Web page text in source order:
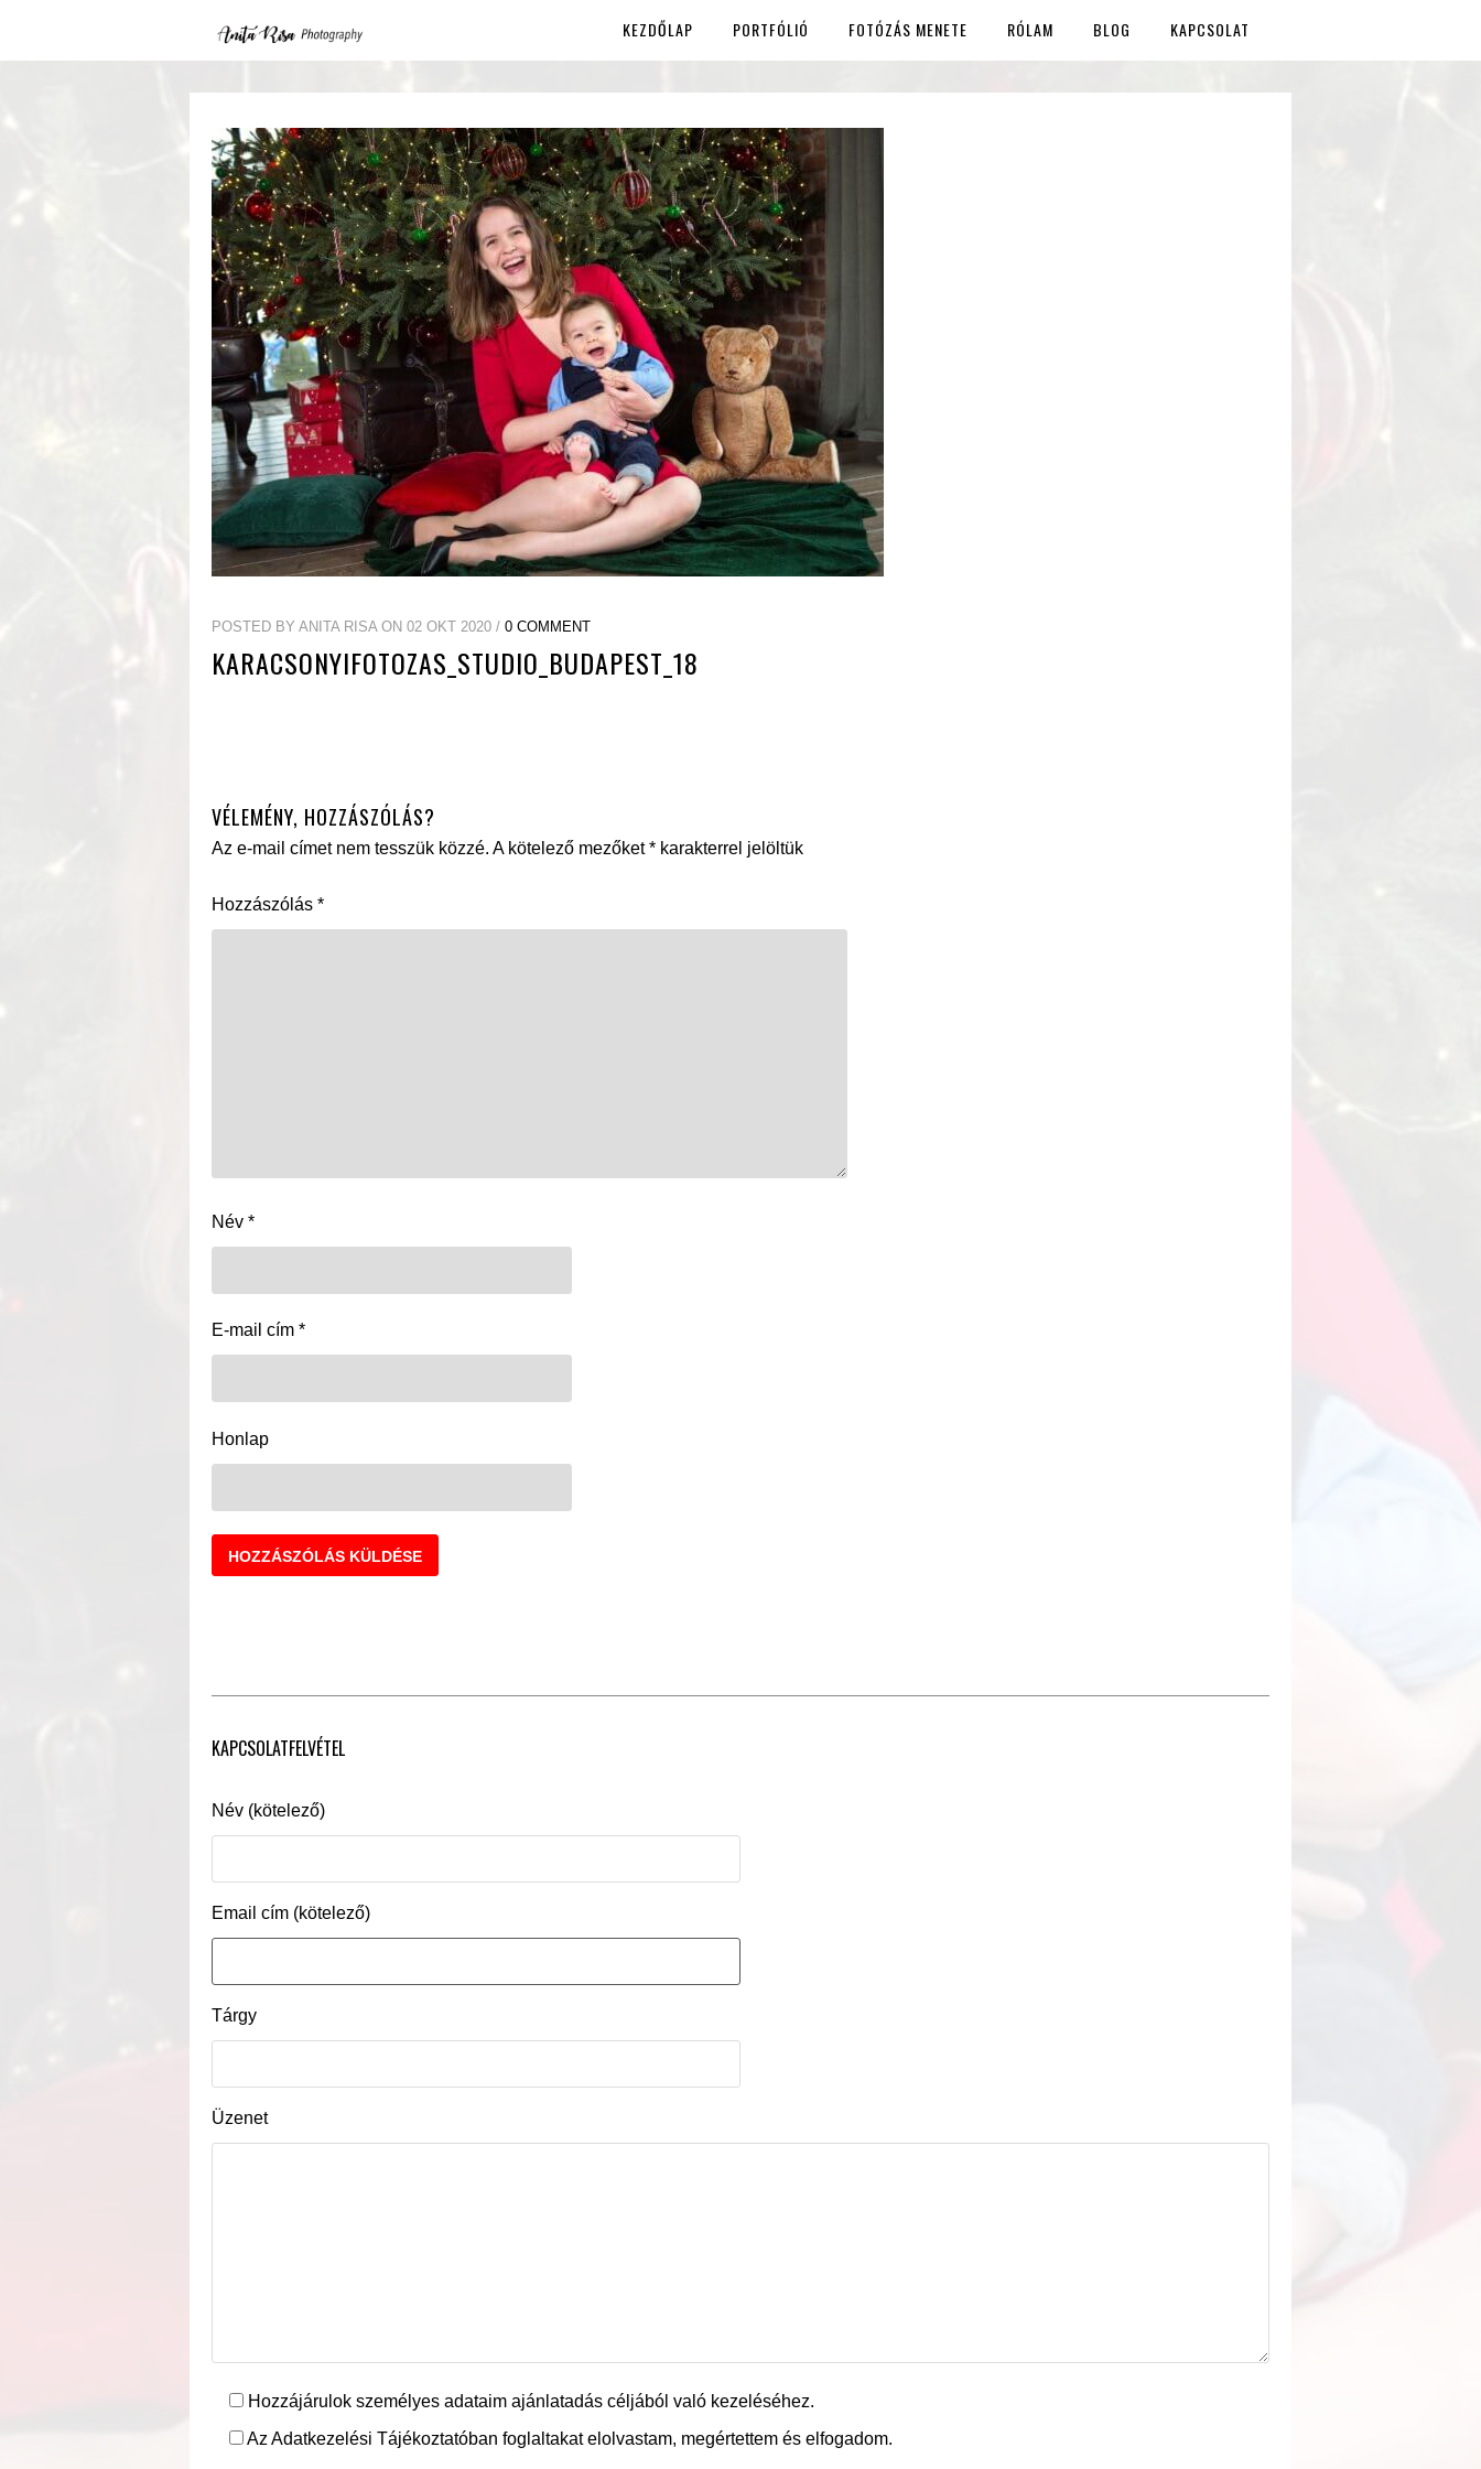
KEZDŐLAP PORTFÓLIÓ FOTÓZÁS MENETE RÓLAM BLOG KAPCSOLAT
POSTED BY ANITA RISA ON 02 OKT 2020 / 0 COMMENT
KARACSONYIFOTOZAS_STUDIO_BUDAPEST_18
VÉLEMÉNY, HOZZÁSZÓLÁS?
Az e-mail címet nem tesszük közzé. A kötelező mezőket* karakterrel jelöltük
Hozzászólás *
Név *
E-mail cím *
Honlap
KAPCSOLATFELVÉTEL
Név (kötelező)
Email cím (kötelező)
Tárgy
Üzenet
Hozzájárulok személyes adataim ajánlatadás céljából való kezeléséhez.
Az Adatkezelési Tájékoztatóban foglaltakat elolvastam, megértettem és elfogadom.